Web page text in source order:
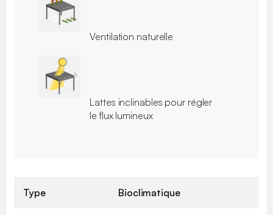
Ventilation naturelle
Lattes inclinables pour régler
le flux lumineux
Type Bioclimatique